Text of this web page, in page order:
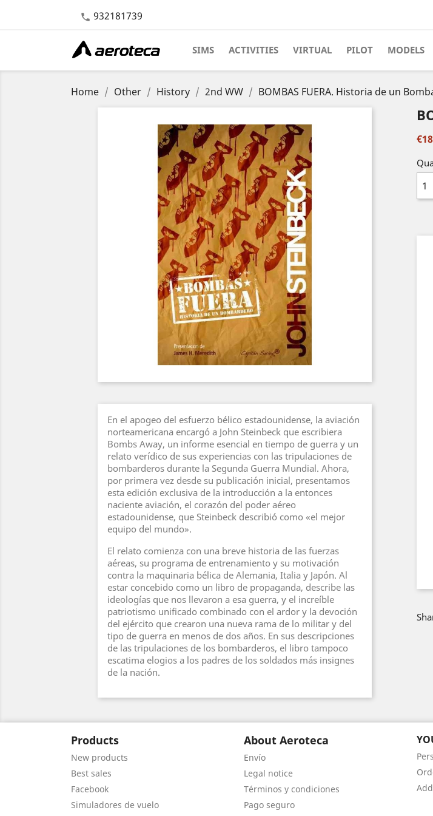
 932181739
SIMS ACTIVITIES VIRTUAL PILOT MODELS
Home Other History 2nd WW BOMBAS FUERA. Historia de un
En el apogeo del esfuerzo bélico estadounidense, la aviación
norteamericana encargó a John Steinbeck que escribiera
Bombs Away, un informe esencial en tiempo de guerra y un
relato verídico de sus experiencias con las tripulaciones de
bombarderos durante la Segunda Guerra Mundial. Ahora,
por primera vez desde su publicación inicial, presentamos
esta edición exclusiva de la introducción a la entonces
naciente aviación, el corazón del poder aéreo
estadounidense, que Steinbeck describió como «el mejor
equipo del mundo».
El relato comienza con una breve historia de las fuerzas
aéreas, su programa de entrenamiento y su motivación
contra la maquinaria bélica de Alemania, Italia y Japón. Al
estar concebido como un libro de propaganda, describe las
ideologías que nos llevaron a esa guerra, y el increíble
patriotismo unificado combinado con el ardor y la devoción
del ejército que crearon una nueva rama de lo militar y del
tipo de guerra en menos de dos años. En sus descripciones
de las tripulaciones de los bombarderos, el libro tampoco
escatima elogios a los padres de los soldados más insignes
de la nación.
Products
New products
Best sales
Facebook
Simuladores de vuelo
About Aeroteca
Envío
Legal notice
Términos y condiciones
Pago seguro